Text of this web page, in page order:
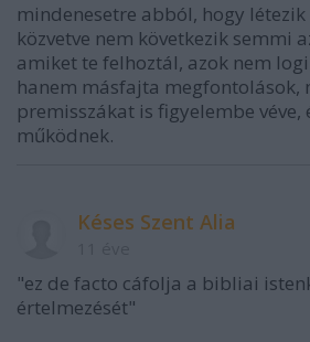
mindenesetre abból, hogy
közvetve nem következik semmi
amiket te felhoztál, azok nem
hanem másfajta megfontolások,
premisszákat is figyelembe véve,
működnek.
Késes Szent Alia
"ez de facto cáfolja a bibliai
értelmezését"